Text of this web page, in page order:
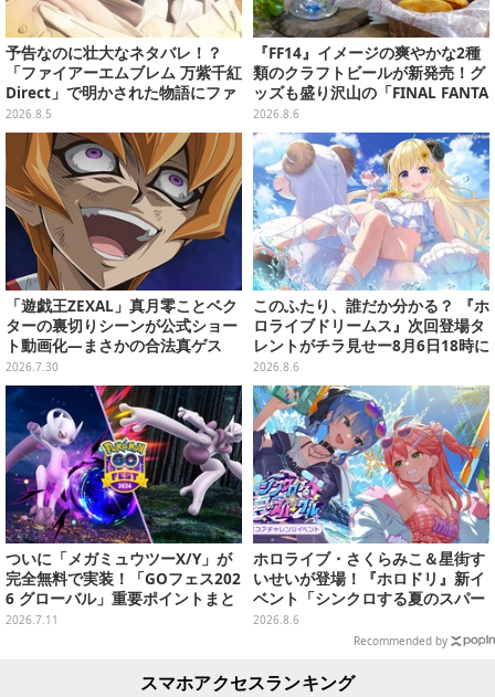
予告なのに壮大なネタバレ！？
「ファイアーエムブレム 万紫千紅
Direct」で明かされた物語にファ
ンも震え上がる
2026.8.5
『FF14』イメージの爽やかな2種
類のクラフトビールが新発売！グ
ッズも盛り沢山の「FINAL FANTA
SY XIV GOODS SHOP」では巨大
なエーテライトもお出迎え
2026.8.6
「遊戯王ZEXAL」真月零ことベク
ターの裏切りシーンが公式ショー
ト動画化―まさかの合法真ゲス
2026.7.30
このふたり、誰だか分かる？ 『ホ
ロライブドリームス』次回登場タ
レントがチラ見せー8月6日18時に
詳細が公開
2026.8.6
ついに「メガミュウツーX/Y」が
完全無料で実装！「GOフェス202
6 グローバル」重要ポイントまと
め【ポケモンGO 秋田局】
2026.7.11
ホロライブ・さくらみこ＆星街す
いせいが登場！『ホロドリ』新イ
ベント「シンクロする夏のスパー
クル」開催決定ーmiCometのイ
ベントメモリーや楽曲などが新た
2026.8.6
Recommended by
スマホアクセスランキング